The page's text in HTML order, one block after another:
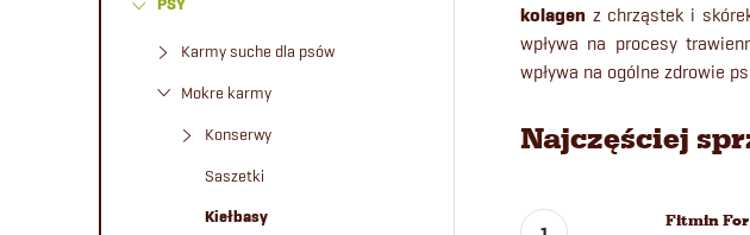
PSY
Karmy suche dla psów
Mokre karmy
Konserwy
Saszetki
Kiełbasy
kolagen z chrząstek i
wpływa na procesy
wpływa na ogólne zdrowie
Najczęściej
Fitmin For